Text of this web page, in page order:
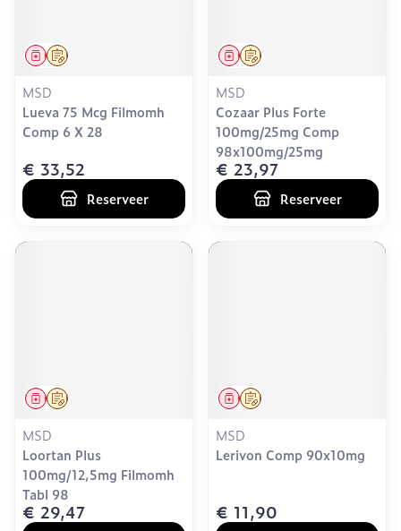
Op voorschrift
Geneesmiddel
MSD
Lueva 75 Mcg Filmomh
Comp 6 X 28
€ 33,52
Reserveer
Op voorschrift
Geneesmiddel
MSD
Cozaar Plus Forte
100mg/25mg Comp
98x100mg/25mg
€ 23,97
Reserveer
Op voorschrift
Geneesmiddel
MSD
Loortan Plus
100mg/12,5mg Filmomh
Tabl 98
€ 29,47
Op voorschrift
Geneesmiddel
MSD
Lerivon Comp 90x10mg
€ 11,90